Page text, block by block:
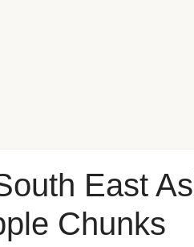
East
Chunks